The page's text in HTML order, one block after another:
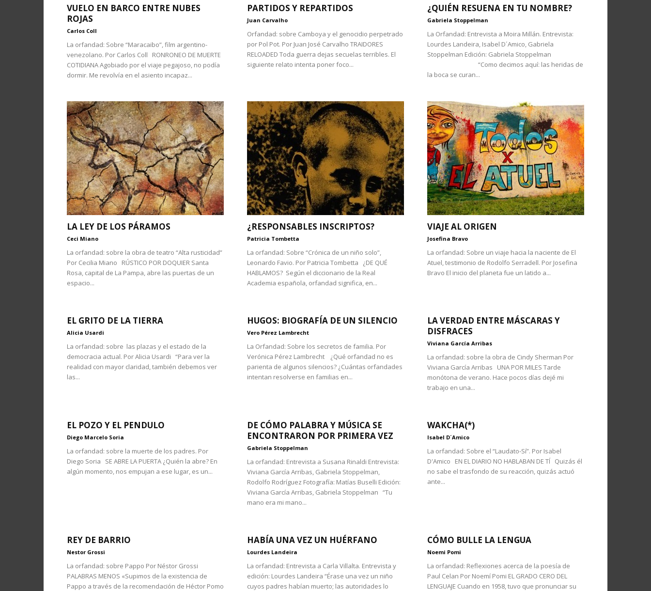
VUELO EN BARCO ENTRE NUBES
ROJAS
Carlos Coll
La orfandad: Sobre “Maracaibo”, film argentino-
venezolano. Por Carlos Coll RONRONEO DE MUERTE
COTIDIANA Agobiado por el viaje pegajoso, no podía
dormir. Me revolvía en el asiento incapaz...
PARTIDOS Y REPARTIDOS
Juan Carvalho
Orfandad: sobre Camboya y el genocidio perpetrado
por Pol Pot. Por Juan José Carvalho TRAIDORES
RELOADED Toda guerra dejas secuelas terribles. El
siguiente relato intenta poner foco...
¿QUIÉN RESUENA EN TU NOMBRE?
Gabriela Stoppelman
La Orfandad: Entrevista a Moira Millán. Entrevista:
Lourdes Landeira, Isabel D´Amico, Gabriela
Stoppelman Edición: Gabriela Stoppelman
“Como decimos aquí: las heridas de
la boca se curan...
LA LEY DE LOS PÁRAMOS
Ceci Miano
La orfandad: sobre la obra de teatro “Alta rusticidad”
Por Cecilia Miano RÚSTICO POR DOQUIER Santa
Rosa, capital de La Pampa, abre las puertas de un
espacio...
¿RESPONSABLES INSCRIPTOS?
Patricia Tombetta
La orfandad: Sobre “Crónica de un niño solo”,
Leonardo Favio. Por Patricia Tombetta ¿DE QUÉ
HABLAMOS? Según el diccionario de la Real
Academia española, orfandad significa, en...
VIAJE AL ORIGEN
Josefina Bravo
La orfandad: Sobre un viaje hacia la naciente de El
Atuel, testimonio de Rodolfo Serradell. Por Josefina
Bravo El inicio del planeta fue un latido a...
EL GRITO DE LA TIERRA
Alicia Usardi
La orfandad: sobre las plazas y el estado de la
democracia actual. Por Alicia Usardi “Para ver la
realidad con mayor claridad, también debemos ver
las...
HUGOS: BIOGRAFÍA DE UN SILENCIO
Vero Pérez Lambrecht
La Orfandad: Sobre los secretos de familia. Por
Verónica Pérez Lambrecht ¿Qué orfandad no es
parienta de algunos silencios? ¿Cuántas orfandades
intentan resolverse en familias en...
LA VERDAD ENTRE MÁSCARAS Y
DISFRACES
Viviana García Arribas
La orfandad: sobre la obra de Cindy Sherman Por
Viviana García Arribas UNA POR MILES Tarde
monótona de verano. Hace pocos días dejé mi
trabajo en una...
EL POZO Y EL PENDULO
Diego Marcelo Soria
La orfandad: sobre la muerte de los padres. Por
Diego Soria SE ABRE LA PUERTA ¿Quién la abre? En
algún momento, nos empujan a ese lugar, es un...
DE CÓMO PALABRA Y MÚSICA SE
ENCONTRARON POR PRIMERA VEZ
Gabriela Stoppelman
La orfandad: Entrevista a Susana Rinaldi Entrevista:
Viviana García Arribas, Gabriela Stoppelman,
Rodolfo Rodríguez Fotografía: Matías Buselli Edición:
Viviana García Arribas, Gabriela Stoppelman “Tu
mano era mi mano...
WAKCHA(*)
Isabel D´Amico
La orfandad: Sobre el “Laudato-Sí”. Por Isabel
D'Amico EN EL DIARIO NO HABLABAN DE TÍ Quizás él
no sabe el trasfondo de su reacción, quizás actuó
ante...
REY DE BARRIO
Nestor Grossi
La orfandad: sobre Pappo Por Néstor Grossi
PALABRAS MENOS «Supimos de la existencia de
Pappo a través de la recomendación de Héctor Pomo
HABÍA UNA VEZ UN HUÉRFANO
Lourdes Landeira
La orfandad: Entrevista a Carla Villalta. Entrevista y
edición: Lourdes Landeira “Érase una vez un niño
cuyos padres habían muerto; las autoridades lo
CÓMO BULLE LA LENGUA
Noemi Pomi
La orfandad: Reflexiones acerca de la poesía de
Paul Celan Por Noemí Pomi EL GRADO CERO DEL
LENGUAJE Cuando en 1958, tuvo que pronunciar su